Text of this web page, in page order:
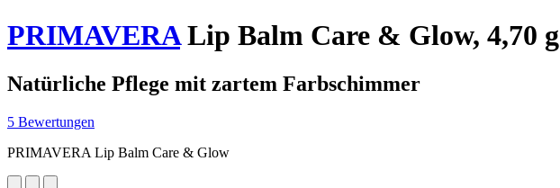
PRIMAVERALip Balm Care & Glow, 4,70 g
Natürliche Pflege mit zartem Farbschimmer
5 Bewertungen
PRIMAVERA Lip Balm Care & Glow